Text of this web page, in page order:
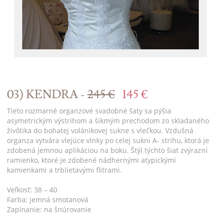
03) KENDRA -245 € 145 €
Tieto rozmarné organzové svadobné šaty sa pýšia
asymetrickým výstrihom a šikmým prechodom zo skladaného
živôtika do bohatej volánikovej sukne s vlečkou. Vzdušná
organza vytvára vlejúce vlnky po celej sukni A- strihu, ktorá je
zdobená jemnou aplikáciou na boku. Štýl týchto šiat zvýrazní
ramienko, ktoré je zdobené nádhernými atypickými
kamienkami a trblietavými flitrami.
Veľkosť: 38 – 40
Farba: jemná smotanová
Zapínanie: na šnúrovanie